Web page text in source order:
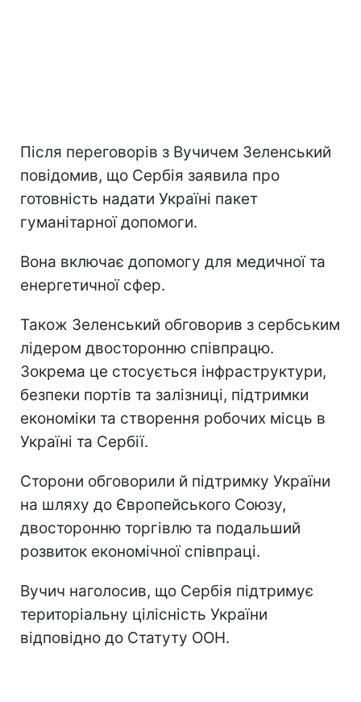
Після переговорів з Вучичем Зеленський
повідомив, що Сербія заявила про
готовність надати Україні пакет
гуманітарної допомоги.
Вона включає допомогу для медичної та
енергетичної сфер.
Також Зеленський обговорив з сербським
лідером двосторонню співпрацю.
Зокрема це стосується інфраструктури,
безпеки портів та залізниці, підтримки
економіки та створення робочих місць в
Україні та Сербії.
Сторони обговорили й підтримку України
на шляху до Європейського Союзу,
двосторонню торгівлю та подальший
розвиток економічної співпраці.
Вучич наголосив, що Сербія підтримує
територіальну цілісність України
відповідно до Статуту ООН.